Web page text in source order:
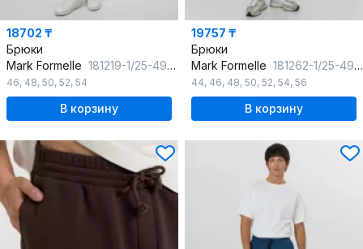
18702 ₸
Брюки
Mark Formelle 181219-1/25-4942П-4 клетка_черная_на_сером
46, 48, 50, 52, 54
В корзину
19757 ₸
Брюки
Mark Formelle 181262-1/25-4903Ц-7П осенний_мох
44, 46, 48, 50, 52, 54, 56
В корзину